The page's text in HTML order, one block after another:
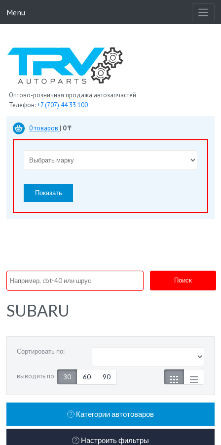
Menu
Оптово-розничная продажа автозапчастей
Телефон:+7 (707) 44 33 100
0 товаров | 0 ₸
Показать
Поиск
SUBARU
Сортировать по:
выводить по: 30 60 90
Категории автотоваров
Настроить фильтры